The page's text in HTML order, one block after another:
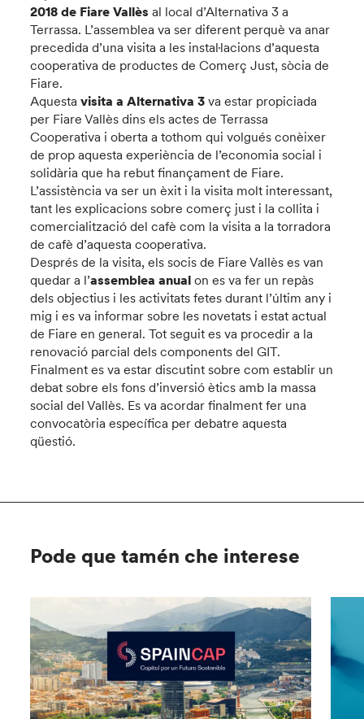
2018 de Fiare Vallèsal local d’Alternativa 3 a
Terrassa. L’assemblea va ser diferent perquè va anar
precedida d’una visita a les instal·lacions d’aquesta
cooperativa de productes de Comerç Just, sòcia de
Fiare.
Aquestavisita a Alternativa 3 va estar propiciada
per Fiare Vallès dins els actes de Terrassa
Cooperativa i oberta a tothom qui volgués conèixer
de prop aquesta experiència de l’economia social i
solidària que ha rebut finançament de Fiare.
L’assistència va ser un èxit i la visita molt interessant,
tant les explicacions sobre comerç just i la collita i
comercialització del cafè com la visita a la torradora
de cafè d’aquesta cooperativa.
Després de la visita, els socis de Fiare Vallès es van
quedar a l’assemblea anual on es va fer un repàs
dels objectius i les activitats fetes durant l’últim any i
mig i es va informar sobre les novetats i estat actual
de Fiare en general. Tot seguit es va procedir a la
renovació parcial dels components del GIT.
Finalment es va estar discutint sobre com establir un
debat sobre els fons d’inversió ètics amb la massa
social del Vallès. Es va acordar finalment fer una
convocatòria específica per debatre aquesta
qüestió.
Pode que tamén che interese